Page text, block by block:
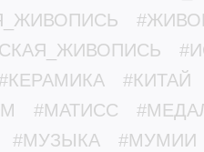
#КИТАЙ
#МАТИСС
#МУЗЫКА
#МУМИИ